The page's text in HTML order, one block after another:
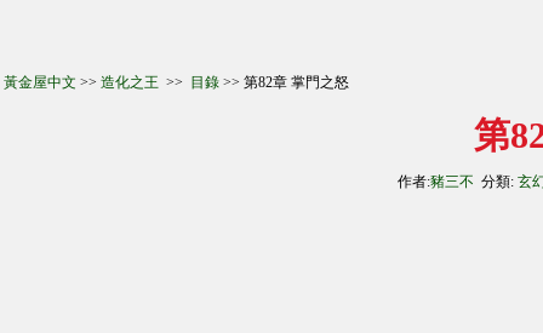
黃金屋中文 >> 造化之王 >> 目錄 >> 第82章 掌門之怒
第
作者:豬三不 分類: 玄